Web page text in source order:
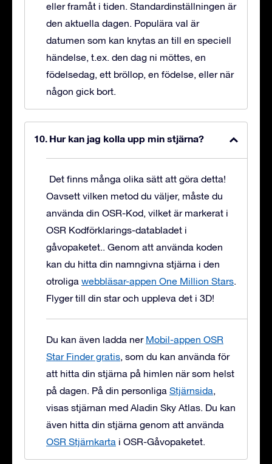
eller framåt i tiden. Standardinställningen är
den aktuella dagen. Populära val är
datumen som kan knytas an till en speciell
händelse, t.ex. den dag ni möttes, en
födelsedag, ett bröllop, en födelse, eller när
någon gick bort.
Hur kan jag kolla upp min stjärna?
Det finns många olika sätt att göra detta!
Oavsett vilken metod du väljer, måste du
använda din OSR-Kod, vilket är markerat i
OSR Kodförklarings-databladet i
gåvopaketet.. Genom att använda koden
kan du hitta din namngivna stjärna i den
otroliga webbläsar-appen One Million Stars.
Flyger till din star och uppleva det i 3D!
Du kan även ladda ner Mobil-appen OSR
Star Finder gratis, som du kan använda för
att hitta din stjärna på himlen när som helst
på dagen. På din personliga Stjärnsida,
visas stjärnan med Aladin Sky Atlas. Du kan
även hitta din stjärna genom att använda
OSR Stjärnkarta i OSR-Gåvopaketet.